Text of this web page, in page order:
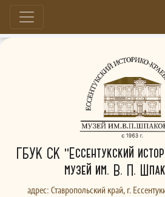
Больше, чем музей...
ГБУК СК "Ессентукский
музей им. В. П.
адрес: Ставропольский край, г.